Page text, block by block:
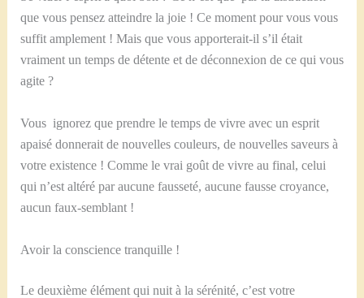
que vous pensez atteindre la joie ! Ce moment pour vous vous
suffit amplement ! Mais que vous apporterait-il s’il était
vraiment un temps de détente et de déconnexion de ce qui vous
agite ?
Vous ignorez que prendre le temps de vivre avec un esprit
apaisé donnerait de nouvelles couleurs, de nouvelles saveurs à
votre existence ! Comme le vrai goût de vivre au final, celui
qui n’est altéré par aucune fausseté, aucune fausse croyance,
aucun faux-semblant !
Avoir la conscience tranquille !
Le deuxième élément qui nuit à la sérénité, c’est votre